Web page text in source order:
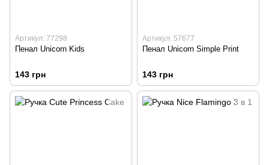
Артикул: 77298
Пенал Unicorn Kids
143 грн
Артикул: 57677
Пенал Unicorn Simple Print
143 грн